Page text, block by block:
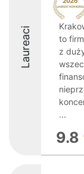
Laureaci
to
z
...
9.8